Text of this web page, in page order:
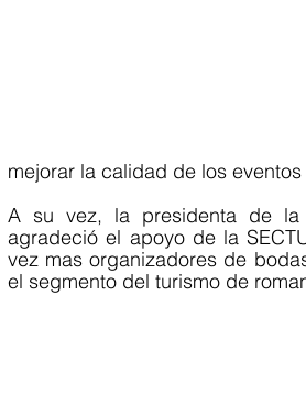
A su vez, la presidenta de la
agradeció el apoyo de la
vez mas organizadores de
el segmento del turismo de